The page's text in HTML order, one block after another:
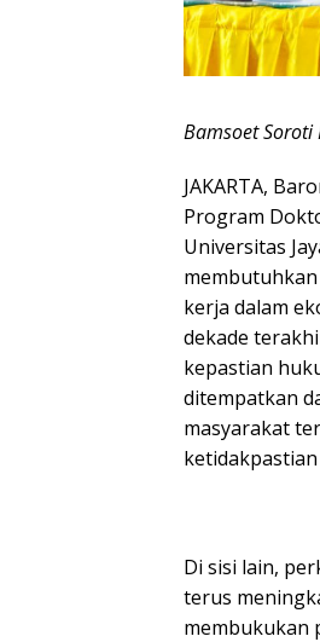
Bamsoet Soroti
JAKARTA,
Program
Universitas
kerja dalam
dekade
kepastian
ditempatkan
masyarakat
Di sisi lain,
terus
membukukan